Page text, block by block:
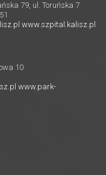
79, ul. Toruńska 7
www.szpital.kalisz.pl
10
www.park-